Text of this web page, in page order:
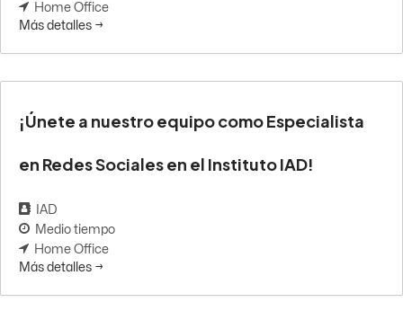
Home Office
Más detalles
¡Únete a nuestro equipo como Especialista
en Redes Sociales en el Instituto IAD!
IAD
Medio tiempo
Home Office
Más detalles